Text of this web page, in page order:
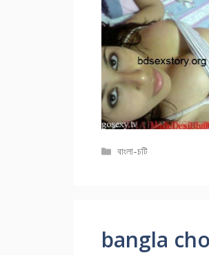
Categories
বাংলা-চটি
bangla choti